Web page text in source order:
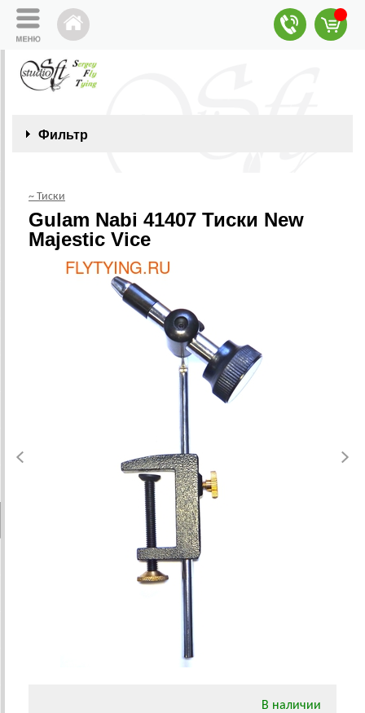
Фильтр
~ Тиски
Gulam Nabi 41407 Тиски New
Majestic Vice
В наличии